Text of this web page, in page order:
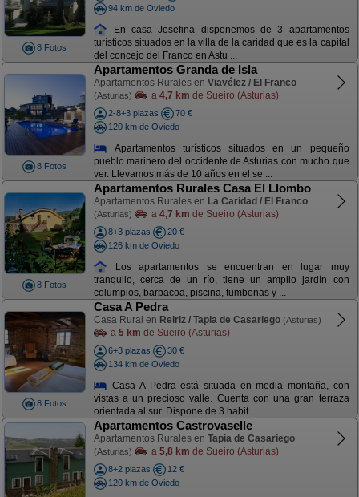
8 Fotos
94 km de Oviedo
En casa Josefina disponemos de 3 apartamentos
turísticos situados en la villa de la caridad que es la capital
del concejo del Franco en Astu ...
8 Fotos
Apartamentos Granda de Isla
Apartamentos Rurales en Viavélez / El Franco
(Asturias) a 4,7 km de Sueiro (Asturias)
2-8+3 plazas
70 €
120 km de Oviedo
Apartamentos turísticos situados en un pequeño
pueblo marinero del occidente de Asturias con mucho que
ver. Llevamos más de 10 años en el se ...
8 Fotos
Apartamentos Rurales Casa El Llombo
Apartamentos Rurales en La Caridad / El Franco
(Asturias) a 4,7 km de Sueiro (Asturias)
8+3 plazas
20 €
126 km de Oviedo
Los apartamentos se encuentran en lugar muy
tranquilo, cerca de un río, tiene un amplio jardín con
columpios, barbacoa, piscina, tumbonas y ...
8 Fotos
Casa A Pedra
Casa Rural en Reiriz / Tapia de Casariego (Asturias)
a 5 km de Sueiro (Asturias)
6+3 plazas
30 €
134 km de Oviedo
Casa A Pedra está situada en media montaña, con
vistas a un precioso valle. Cuenta con una gran terraza
orientada al sur. Dispone de 3 habit ...
Apartamentos Castrovaselle
Apartamentos Rurales en Tapia de Casariego
(Asturias) a 5,8 km de Sueiro (Asturias)
8+2 plazas
12 €
120 km de Oviedo